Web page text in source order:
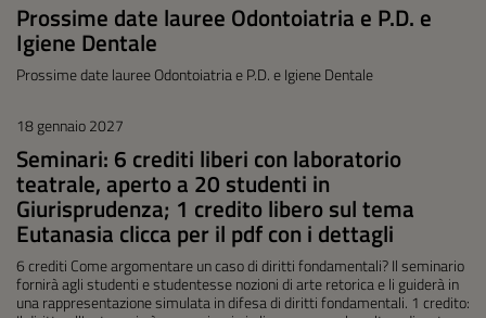
Prossime date lauree Odontoiatria e P.D. e
Igiene Dentale
Prossime date lauree Odontoiatria e P.D. e Igiene Dentale
18 gennaio 2027
Seminari: 6 crediti liberi con laboratorio
teatrale, aperto a 20 studenti in
Giurisprudenza; 1 credito libero sul tema
Eutanasia clicca per il pdf con i dettagli
6 crediti Come argomentare un caso di diritti fondamentali? Il seminario
fornirà agli studenti e studentesse nozioni di arte retorica e li guiderà in
una rappresentazione simulata in difesa di diritti fondamentali. 1 credito: